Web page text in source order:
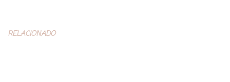
RELACIONADO